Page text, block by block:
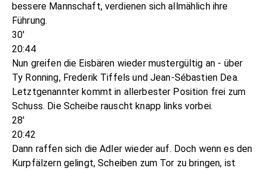
bessere Mannschaft, verdienen sich allmählich ihre
Führung.
30'
20:44
Nun greifen die Eisbären wieder mustergültig an - über
Ty Ronning, Frederik Tiffels und Jean-Sébastien Dea.
Letztgenannter kommt in allerbester Position frei zum
Schuss. Die Scheibe rauscht knapp links vorbei.
28'
20:42
Dann raffen sich die Adler wieder auf. Doch wenn es den
Kurpfälzern gelingt, Scheiben zum Tor zu bringen, ist